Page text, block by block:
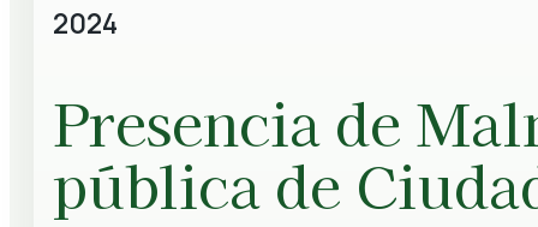
2024
Presencia de
pública de